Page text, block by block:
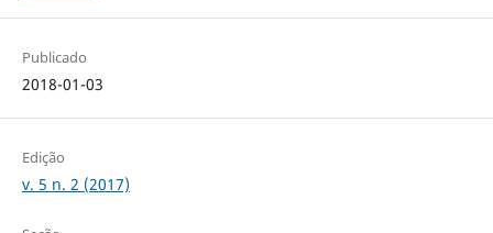
Publicado
2018-01-03
Edição
v. 5 n. 2 (2017)